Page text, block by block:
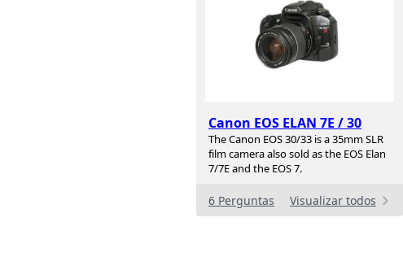
Canon EOS ELAN 7E / 30
The Canon EOS 30/33 is a 35mm SLR
film camera also sold as the EOS Elan
7/7E and the EOS 7.
6 Perguntas Visualizar todos